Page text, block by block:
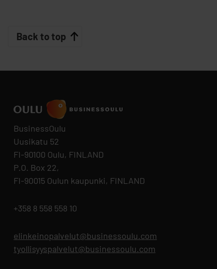
Back to top
BusinessOulu
Uusikatu 52
FI-90100 Oulu, FINLAND
P.O. Box 22,
FI-90015 Oulun kaupunki, FINLAND
+358 8 558 558 10
elinkeinopalvelut@businessoulu.com
tyollisyyspalvelut@businessoulu.com